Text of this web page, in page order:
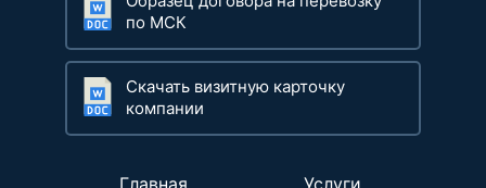
по МСК
Скачать визитную карточку
компании